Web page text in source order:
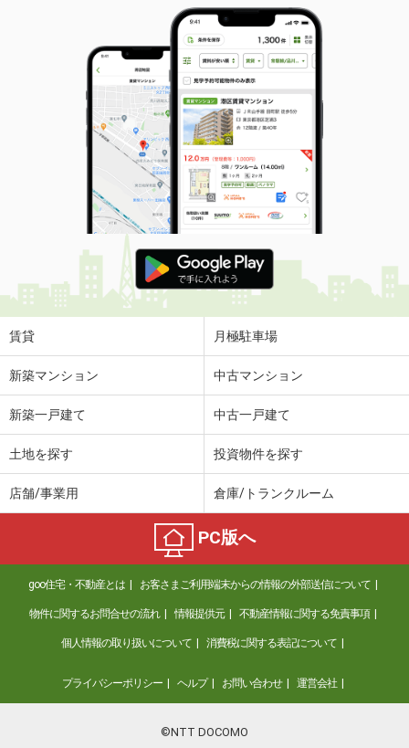
賃貸 月極駐車場
新築マンション 中古マンション
新築一戸建て 中古一戸建て
土地を探す 投資物件を探す
店舗/事業用 倉庫/トランクルーム
PC版へ
goo住宅・不動産とは お客さまご利用端末からの情報の外部送信について
物件に関するお問合せの流れ 情報提供元 不動産情報に関する免責事項
個人情報の取り扱いについて 消費税に関する表記について
プライバシーポリシー ヘルプ お問い合わせ 運営会社
©NTT DOCOMO